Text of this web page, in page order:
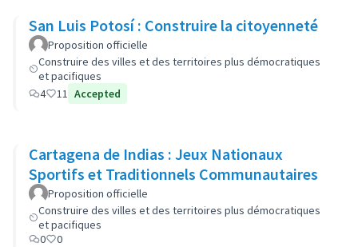
San Luis Potosí : Construire la citoyenneté
Proposition officielle
Construire des villes et des territoires plus démocratiques
et pacifiques
4
11 Accepted
Cartagena de Indias : Jeux Nationaux
Sportifs et Traditionnels Communautaires
Proposition officielle
Construire des villes et des territoires plus démocratiques
et pacifiques
0
0